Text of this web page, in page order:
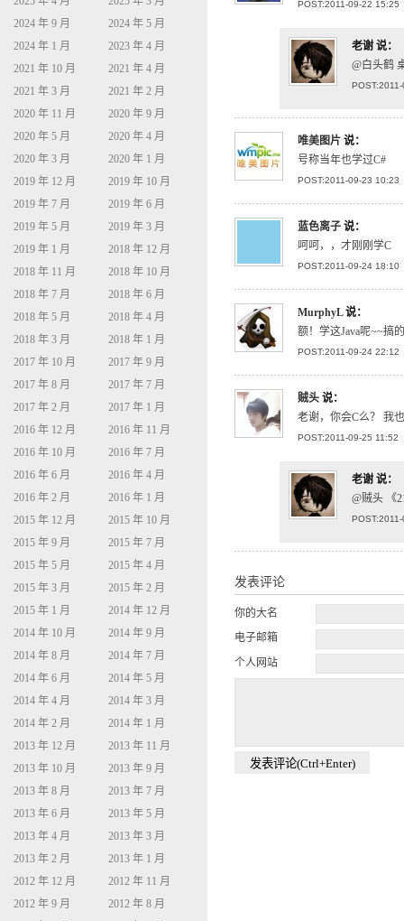
POST:2011-09-22 15:25
老谢 说：
@白头鹤
唯美图片 说：
号称当年也学过C#
POST:2011-09-23 10:23
蓝色离子 说：
呵呵，，才刚刚学C
POST:2011-09-24 18:10
MurphyL说：
额！学这Java呢~~搞
POST:2011-09-24 22:12
贼头 说：
老谢，你会C么？ 我
POST:2011-09-25 11:52
老谢 说：
@贼头 《
发表评论
你的大名
电子邮箱
个人网站
2024 年 9 月
2024 年 5 月
2024 年 1 月
2023 年 4 月
2021 年 10 月
2021 年 4 月
2021 年 3 月
2021 年 2 月
2020 年 11 月
2020 年 9 月
2020 年 5 月
2020 年 4 月
2020 年 3 月
2020 年 1 月
2019 年 12 月
2019 年 10 月
2019 年 7 月
2019 年 6 月
2019 年 5 月
2019 年 3 月
2019 年 1 月
2018 年 12 月
2018 年 11 月
2018 年 10 月
2018 年 7 月
2018 年 6 月
2018 年 5 月
2018 年 4 月
2018 年 3 月
2018 年 1 月
2017 年 10 月
2017 年 9 月
2017 年 8 月
2017 年 7 月
2017 年 2 月
2017 年 1 月
2016 年 12 月
2016 年 11 月
2016 年 10 月
2016 年 7 月
2016 年 6 月
2016 年 4 月
2016 年 2 月
2016 年 1 月
2015 年 12 月
2015 年 10 月
2015 年 9 月
2015 年 7 月
2015 年 5 月
2015 年 4 月
2015 年 3 月
2015 年 2 月
2015 年 1 月
2014 年 12 月
2014 年 10 月
2014 年 9 月
2014 年 8 月
2014 年 7 月
2014 年 6 月
2014 年 5 月
2014 年 4 月
2014 年 3 月
2014 年 2 月
2014 年 1 月
2013 年 12 月
2013 年 11 月
2013 年 10 月
2013 年 9 月
2013 年 8 月
2013 年 7 月
2013 年 6 月
2013 年 5 月
2013 年 4 月
2013 年 3 月
2013 年 2 月
2013 年 1 月
2012 年 12 月
2012 年 11 月
2012 年 9 月
2012 年 8 月